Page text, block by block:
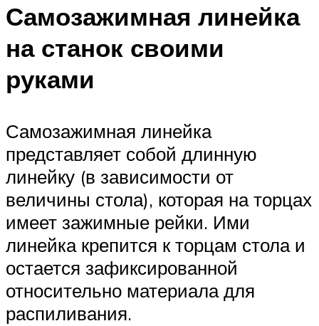
Самозажимная линейка
на станок своими
руками
Самозажимная линейка
представляет собой длинную
линейку (в зависимости от
величины стола), которая на торцах
имеет зажимные рейки. Ими
линейка крепится к торцам стола и
остается зафиксированной
относительно материала для
распиливания.